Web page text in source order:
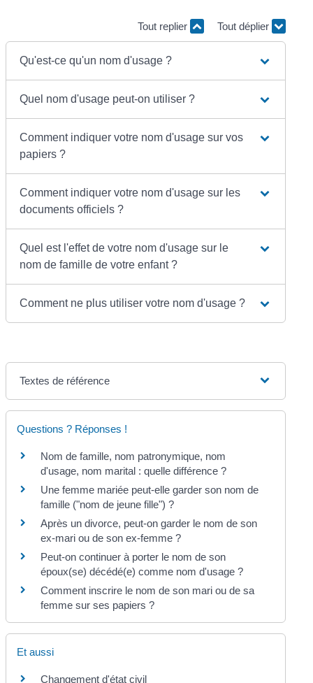
Tout replier Tout déplier
Qu'est-ce qu'un nom d'usage ?
Quel nom d'usage peut-on utiliser ?
Comment indiquer votre nom d'usage sur vos
papiers ?
Comment indiquer votre nom d'usage sur les
documents officiels ?
Quel est l'effet de votre nom d'usage sur le
nom de famille de votre enfant ?
Comment ne plus utiliser votre nom d'usage ?
Textes de référence
Questions ? Réponses !
Nom de famille, nom patronymique, nom
d'usage, nom marital : quelle différence ?
Une femme mariée peut-elle garder son nom de
famille ("nom de jeune fille") ?
Après un divorce, peut-on garder le nom de son
ex-mari ou de son ex-femme ?
Peut-on continuer à porter le nom de son
époux(se) décédé(e) comme nom d'usage ?
Comment inscrire le nom de son mari ou de sa
femme sur ses papiers ?
Et aussi
Changement d'état civil